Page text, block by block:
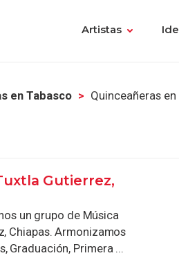
Artistas
en Tabasco Quinceañeras
Gutierrez,
un grupo de Música
Chiapas. Armonizamos
Graduación, Primera ...